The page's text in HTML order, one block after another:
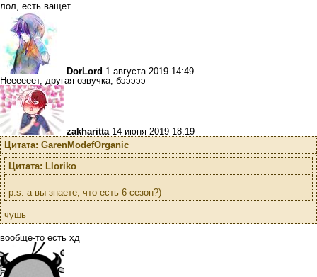
лол, есть ващет
DorLord 1 августа 2019 14:49
Неееееет, другая озвучка, бэээээ
zakharitta 14 июня 2019 18:19
Цитата: GarenModefOrganic
Цитата: Lloriko
p.s. а вы знаете, что есть 6 сезон?)
чушь
вообще-то есть хд